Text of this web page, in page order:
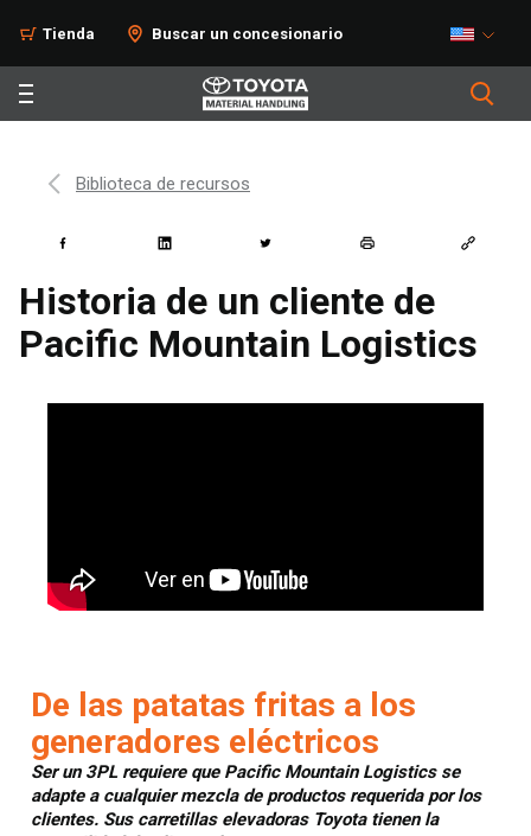
Tienda Buscar un concesionario
Biblioteca de recursos
Historia de un cliente de
Pacific Mountain Logistics
De las patatas fritas a los
generadores eléctricos
Ser un 3PL requiere que Pacific Mountain Logistics se
adapte a cualquier mezcla de productos requerida por los
clientes. Sus carretillas elevadoras Toyota tienen la